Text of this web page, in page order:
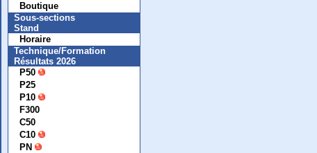
Boutique
Sous-sections
Stand
Horaire
Technique/Formation
Résultats 2026
P50
P25
P10
F300
C50
C10
PN